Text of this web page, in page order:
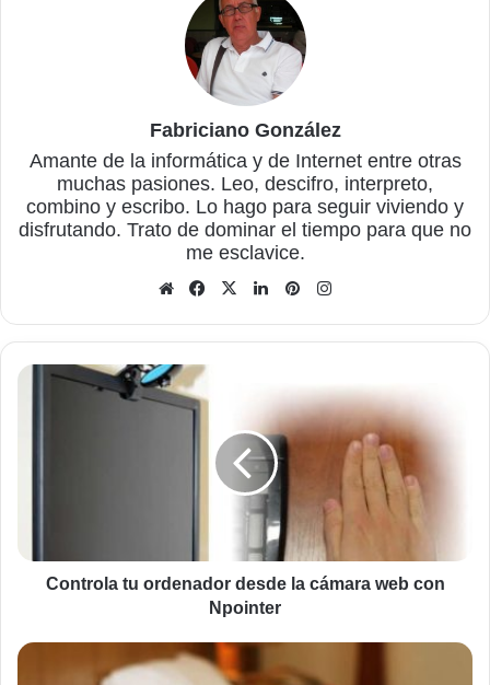
Fabriciano González
Amante de la informática y de Internet entre otras
muchas pasiones. Leo, descifro, interpreto,
combino y escribo. Lo hago para seguir viviendo y
disfrutando. Trato de dominar el tiempo para que no
me esclavice.
Sitio
Facebook
X LinkedInPinterest
Controla
Npointer
Controla tu ordenador desde la cámara web con
Npointer
Los